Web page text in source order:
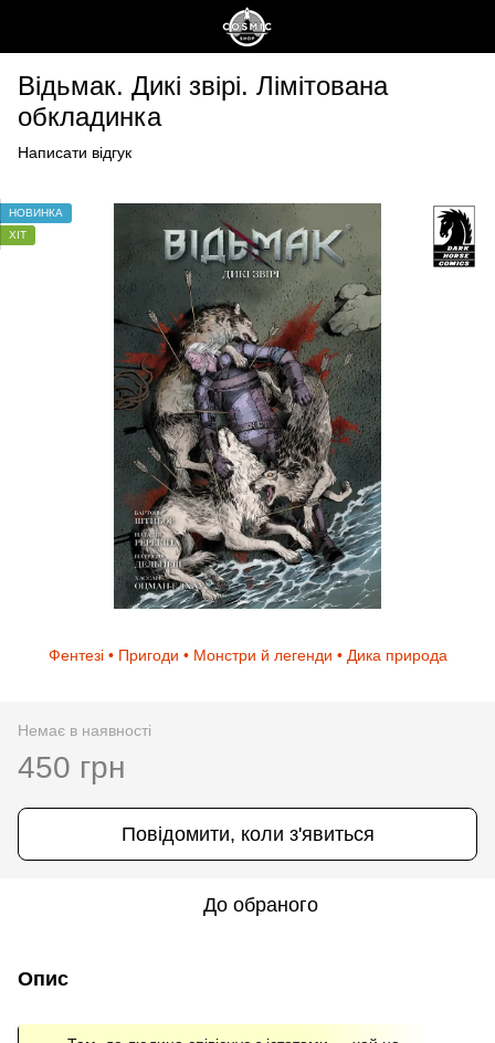
Відьмак. Дикі звірі. Лімітована
обкладинка
Написати відгук
НОВИНКА
ХІТ
Фентезі • Пригоди • Монстри й легенди • Дика природа
Немає в наявності
450 грн
Повідомити, коли з'явиться
До обраного
Опис